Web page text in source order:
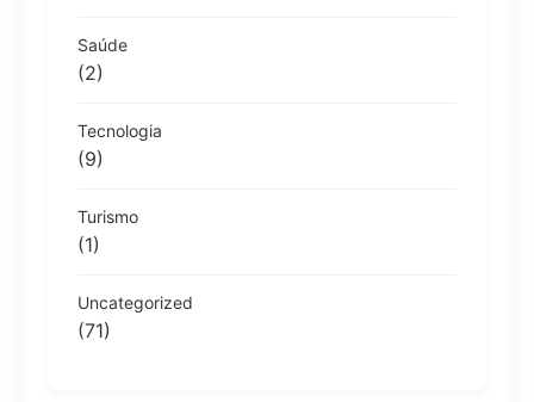
Saúde
(2)
Tecnologia
(9)
Turismo
(1)
Uncategorized
(71)